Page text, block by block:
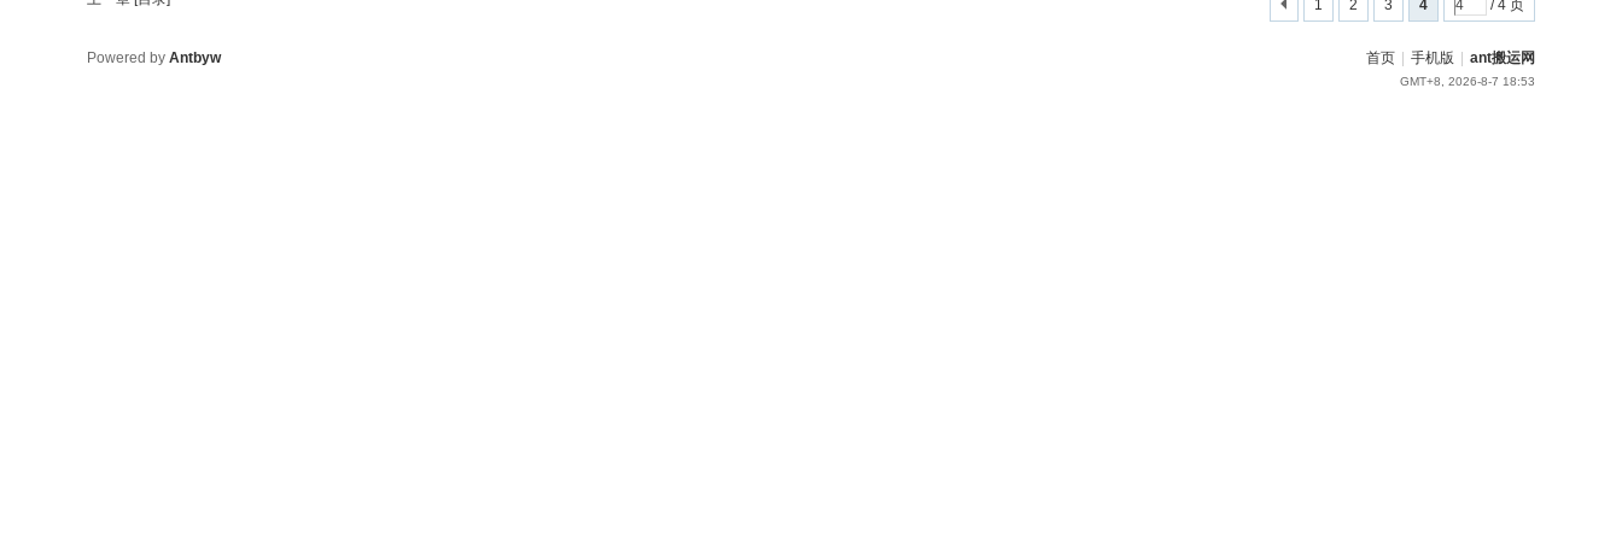
1 2 3 4 / 4 页
首页 手机版 ant搬运网
GMT+8, 2026-8-7 18:53
Powered by Antbyw